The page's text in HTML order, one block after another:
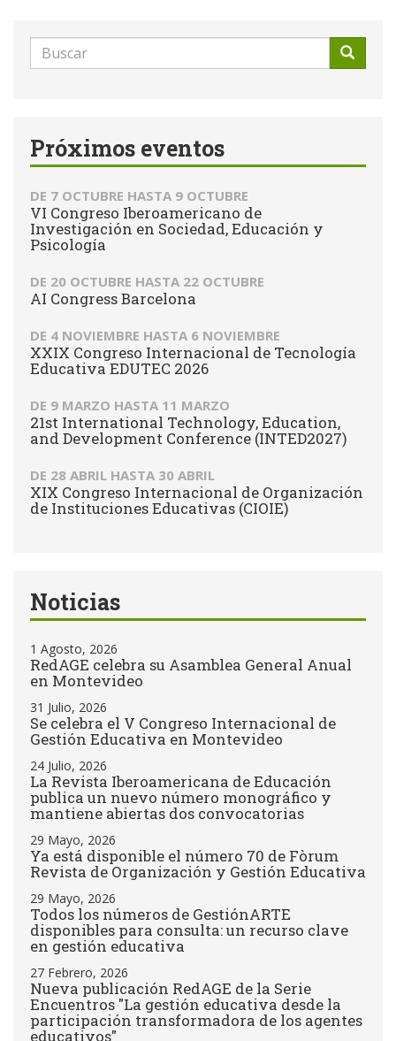
Formulario
de
Próximos eventos
DE 7 OCTUBRE HASTA 9 OCTUBRE
VI Congreso Iberoamericano de
Investigación en Sociedad, Educación y
Psicología
DE 20 OCTUBRE HASTA 22 OCTUBRE
AI Congress Barcelona
DE 4 NOVIEMBRE HASTA 6 NOVIEMBRE
XXIX Congreso Internacional de Tecnología
Educativa EDUTEC 2026
DE 9 MARZO HASTA 11 MARZO
21st International Technology, Education,
and Development Conference (INTED2027)
DE 28 ABRIL HASTA 30 ABRIL
XIX Congreso Internacional de Organización
de Instituciones Educativas (CIOIE)
Noticias
1 Agosto, 2026
RedAGE celebra su Asamblea General Anual
en Montevideo
31 Julio, 2026
Se celebra el V Congreso Internacional de
Gestión Educativa en Montevideo
24 Julio, 2026
La Revista Iberoamericana de Educación
publica un nuevo número monográfico y
mantiene abiertas dos convocatorias
29 Mayo, 2026
Ya está disponible el número 70 de Fòrum
Revista de Organización y Gestión Educativa
29 Mayo, 2026
Todos los números de GestiónARTE
disponibles para consulta: un recurso clave
en gestión educativa
27 Febrero, 2026
Nueva publicación RedAGE de la Serie
Encuentros "La gestión educativa desde la
participación transformadora de los agentes
educativos"